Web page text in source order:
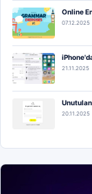
Online
07.12.2025
21.11.2025
20.11.2025